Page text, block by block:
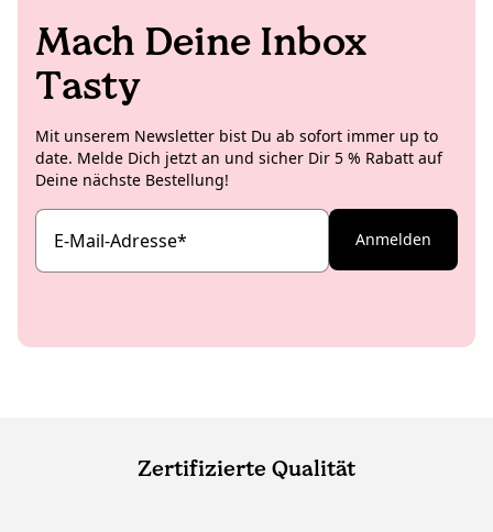
Mach Deine Inbox
Tasty
Mit unserem Newsletter bist Du ab sofort immer up to
date. Melde Dich jetzt an und sicher Dir 5 % Rabatt auf
Deine nächste Bestellung!
E-Mail-Adresse* Anmelden
Zertifizierte Qualität